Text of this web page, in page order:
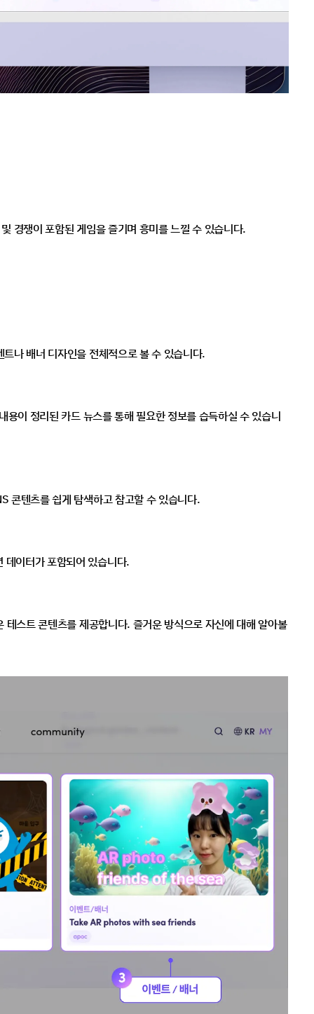
경쟁이 포함된 게임을 즐기며 흥미를 느낄 수 있습니다.
나 배너 디자인을 전체적으로 볼 수 있습니다.
이 정리된 카드 뉴스를 통해 필요한 정보를 습득하실 수 있습니
콘텐츠를 쉽게 탐색하고 참고할 수 있습니다.
데이터가 포함되어 있습니다.
스트 콘텐츠를 제공합니다. 즐거운 방식으로 자신에 대해 알아볼